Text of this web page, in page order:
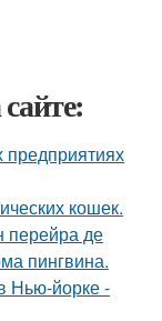
предприятиях
кошек.
перейра де
пингвина.
Нью-йорке -